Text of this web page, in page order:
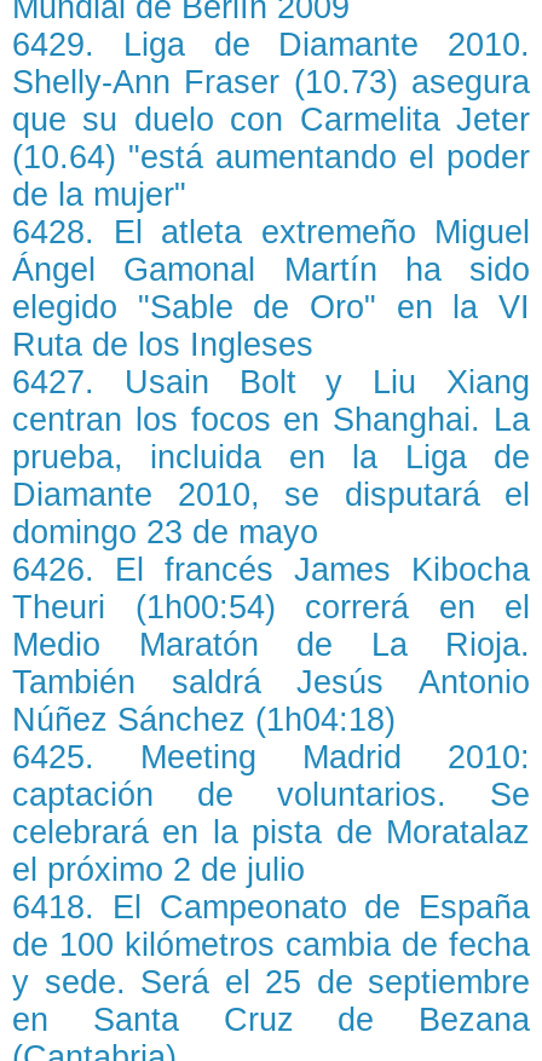
Mundial de Berlín 2009
6429. Liga de Diamante 2010.
Shelly-Ann Fraser (10.73) asegura
que su duelo con Carmelita Jeter
(10.64) "está aumentando el poder
de la mujer"
6428. El atleta extremeño Miguel
Ángel Gamonal Martín ha sido
elegido "Sable de Oro" en la VI
Ruta de los Ingleses
6427. Usain Bolt y Liu Xiang
centran los focos en Shanghai. La
prueba, incluida en la Liga de
Diamante 2010, se disputará el
domingo 23 de mayo
6426. El francés James Kibocha
Theuri (1h00:54) correrá en el
Medio Maratón de La Rioja.
También saldrá Jesús Antonio
Núñez Sánchez (1h04:18)
6425. Meeting Madrid 2010:
captación de voluntarios. Se
celebrará en la pista de Moratalaz
el próximo 2 de julio
6418. El Campeonato de España
de 100 kilómetros cambia de fecha
y sede. Será el 25 de septiembre
en Santa Cruz de Bezana